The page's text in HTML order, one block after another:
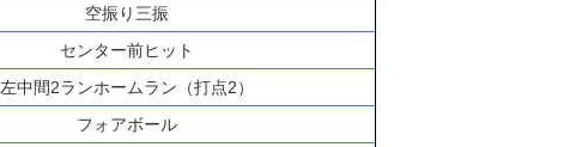
空振り三振
センター前ヒット
左中間2ランホームラン（打点2）
フォアボール